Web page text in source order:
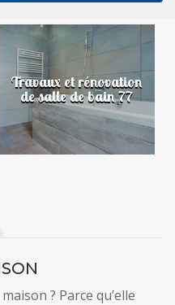
Travaux et rénovation
de salle de bain 77
? Parce qu’elle